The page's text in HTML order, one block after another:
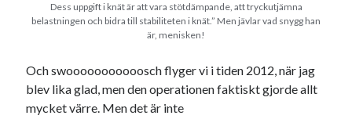
sommar språk språkpolis
svenska
USA
Dess uppgift i knät är att vara stötdämpande, att tryckutjämna
belastningen och bidra till stabiliteten i knät.” Men jävlar vad snygg han
är, menisken!
Och swooooooooooosch flyger vi i tiden 2012, när jag
blev lika glad, men den operationen faktiskt gjorde allt
mycket värre. Men det är inte